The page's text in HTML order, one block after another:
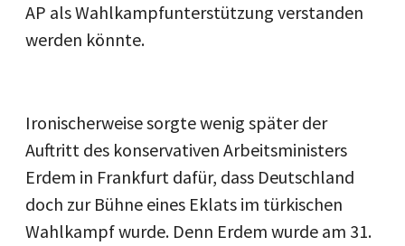
AP als Wahlkampfunterstützung verstanden
werden könnte.
Ironischerweise sorgte wenig später der
Auftritt des konservativen Arbeitsministers
Erdem in Frankfurt dafür, dass Deutschland
doch zur Bühne eines Eklats im türkischen
Wahlkampf wurde. Denn Erdem wurde am 31.